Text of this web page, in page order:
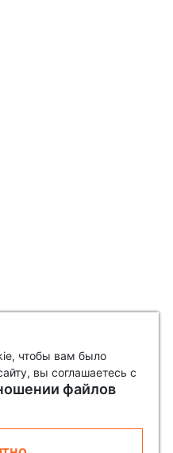
чтобы вам было
вы соглашаетесь с
файлов